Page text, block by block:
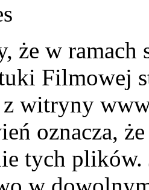
że w ramach
Filmowej
witryny
oznacza,
tych plików.